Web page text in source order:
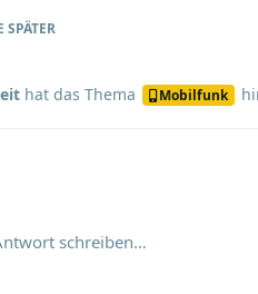
SPÄTER
hat das Thema Mobilfunk
schreiben…